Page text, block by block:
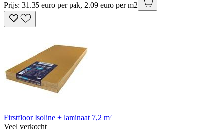
Prijs: 31.35 euro per pak, 2.09 euro per m2
Firstfloor Isoline + laminaat 7,2 m²
Veel verkocht